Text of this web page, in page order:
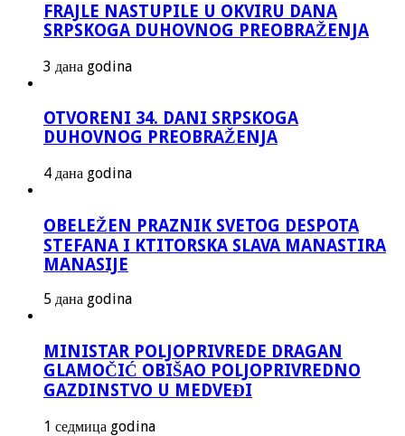
FRAJLE NASTUPILE U OKVIRU DANA
SRPSKOGA DUHOVNOG PREOBRAŽENJA
3 дана godina
OTVORENI 34. DANI SRPSKOGA
DUHOVNOG PREOBRAŽENJA
4 дана godina
OBELEŽEN PRAZNIK SVETOG DESPOTA
STEFANA I KTITORSKA SLAVA MANASTIRA
MANASIJE
5 дана godina
MINISTAR POLJOPRIVREDE DRAGAN
GLAMOČIĆ OBIŠAO POLJOPRIVREDNO
GAZDINSTVO U MEDVEĐI
1 седмица godina